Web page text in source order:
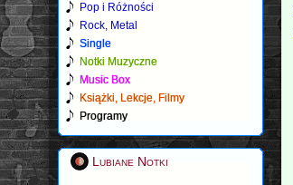
Pop i Różności
Rock, Metal
Single
Notki Muzyczne
Music Box
Książki, Lekcje, Filmy
Programy
Lubiane Notki